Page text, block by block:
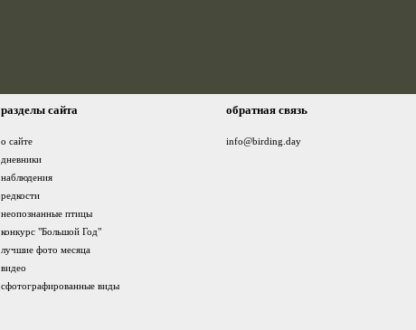
разделы сайта
о сайте
дневники
наблюдения
редкости
неопознанные птицы
конкурс "Большой Год"
лучшие фото месяца
видео
сфотографированные виды
обратная связь
info@birding.day